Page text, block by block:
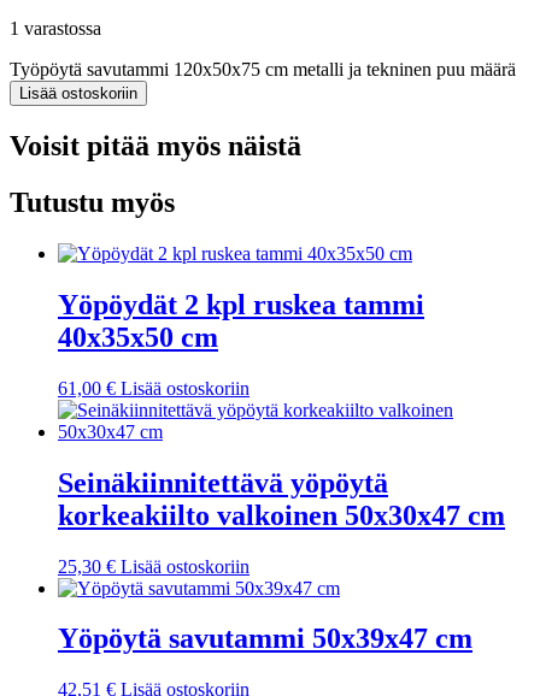
1 varastossa
Työpöytä savutammi 120x50x75 cm metalli ja tekninen puu määrä
Lisää ostoskoriin
Voisit pitää myös näistä
Tutustu myös
Yöpöydät 2 kpl ruskea tammi
40x35x50 cm
61,00 € Lisää ostoskoriin
Seinäkiinnitettävä yöpöytä
korkeakiilto valkoinen 50x30x47 cm
25,30 € Lisää ostoskoriin
Yöpöytä savutammi 50x39x47 cm
42,51 € Lisää ostoskoriin